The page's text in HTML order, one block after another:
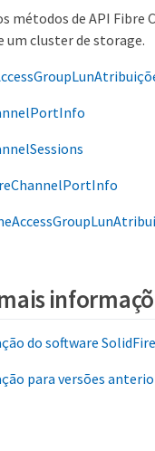
métodos de API
um cluster de storage.
do software
para versões